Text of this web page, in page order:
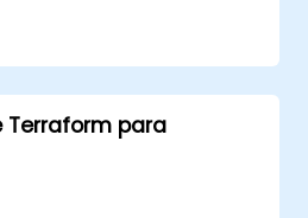
para la
de infraestructura en
avanzadas de
espacios de trabajo y
para